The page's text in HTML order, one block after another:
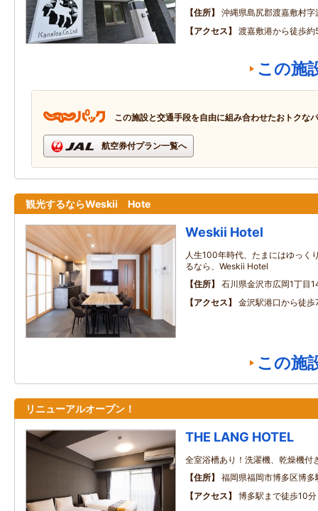
住所
沖縄県島尻郡渡嘉敷村字
アクセス
渡嘉敷港から徒歩約
この施
この施設と交通手段を自由に組み合わせたおトクな
航空券付プラン一覧へ
観光するならWeskii Hote
Weskii Hotel
人生100年時代、たまにはゆっく
るなら、Weskii Hotel
住所
石川県金沢市広岡1丁目
アクセス
金沢駅港口から徒歩
この施
リニューアルオープン！
THE LANG HOTEL
全室浴槽あり！洗濯機、乾燥機付
住所
福岡県福岡市博多区博多
アクセス
博多駅まで徒歩10